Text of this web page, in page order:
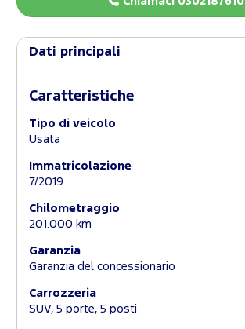
Dati principali
Caratteristiche
Tipo di veicolo
Usata
Immatricolazione
7/2019
Chilometraggio
201.000 km
Garanzia
Garanzia del concessionario
Carrozzeria
SUV, 5 porte, 5 posti